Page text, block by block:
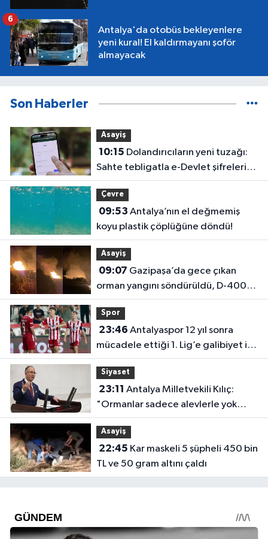
Antalya'da otobüs bekleyenlere
yeni kural! El kaldırmayanı şoför
almayacak
6
Son Haberler
Asayiş
10:15
Sahte tebligatla e-Devlet şifrelerini
çalıyorlar
Çevre
09:53
koyu plastik çöplüğüne döndü!
Asayiş
09:07
orman yangını söndürüldü, D-400
trafiğe açıldı
Spor
23:46
mücadele ettiği 1. Lig’e galibiyet ile
başladı
Siyaset
23:11
"Ormanlar sadece alevlerle yok
olmuyor"
Asayiş
22:45
TL ve 50 gram altını çaldı